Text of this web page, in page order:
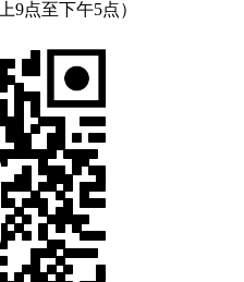
9点至下午5点）